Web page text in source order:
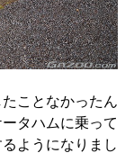
ことなかったん
タハムに乗って
ようになりまし